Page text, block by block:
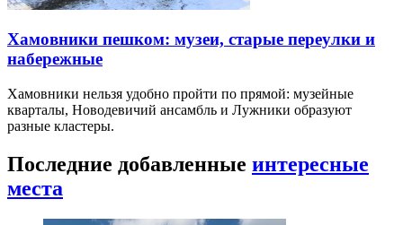
Хамовники пешком: музеи, старые переулки и
набережные
Хамовники нельзя удобно пройти по прямой: музейные
кварталы, Новодевичий ансамбль и Лужники образуют
разные кластеры.
Последние добавленные интересные
места